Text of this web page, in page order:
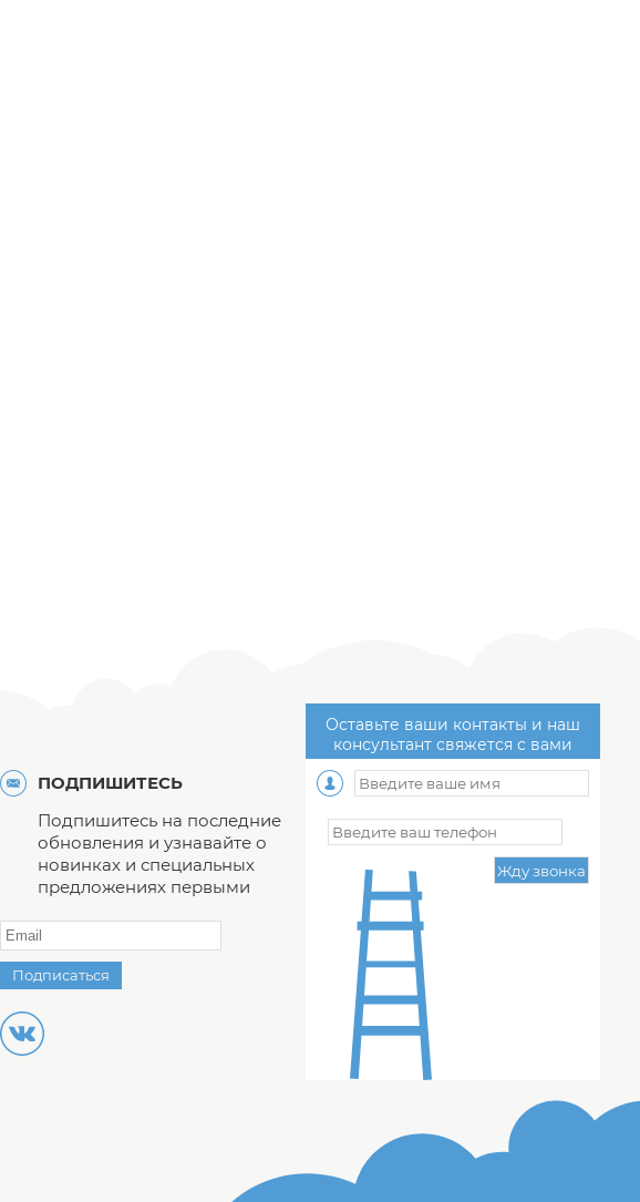
ПОДПИШИТЕСЬ
Подпишитесь на последние
обновления и узнавайте о
новинках и специальных
предложениях первыми
Подписаться
Оставьте ваши контакты и наш
консультант свяжется с вами